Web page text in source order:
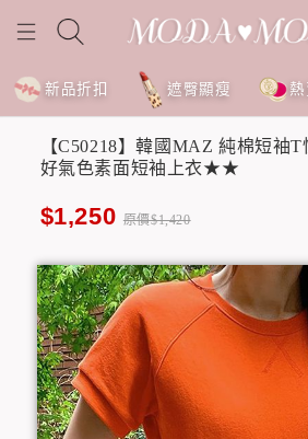
新品折扣 遮臀顯瘦
【C50218】韓國MAZ 純棉短袖
好氣色素面短袖上衣★★
$1,250 原價$1,420